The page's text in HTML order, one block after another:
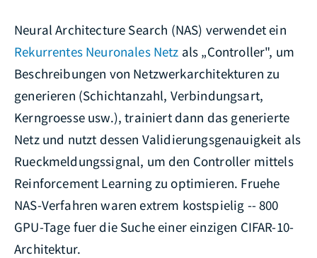
Neural Architecture Search (NAS) verwendet ein
Rekurrentes Neuronales Netz als „Controller", um
Beschreibungen von Netzwerkarchitekturen zu
generieren (Schichtanzahl, Verbindungsart,
Kerngroesse usw.), trainiert dann das generierte
Netz und nutzt dessen Validierungsgenauigkeit als
Rueckmeldungssignal, um den Controller mittels
Reinforcement Learning zu optimieren. Fruehe
NAS-Verfahren waren extrem kostspielig -- 800
GPU-Tage fuer die Suche einer einzigen CIFAR-10-
Architektur.